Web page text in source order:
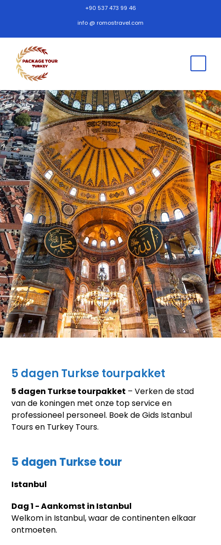
+90 537 473 99 46
info @ romostravel.com
5 dagen Turkse tourpakket
5 dagen Turkse tourpakket – Verken de stad
van de koningen met onze top service en
professioneel personeel. Boek de Gids Istanbul
Tours en Turkey Tours.
5 dagen Turkse tour
Istanbul
Dag 1 - Aankomst in Istanbul
Welkom in Istanbul, waar de continenten elkaar
ontmoeten.